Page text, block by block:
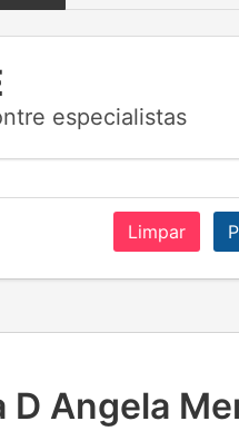
especialistas
Limpar
D Angela